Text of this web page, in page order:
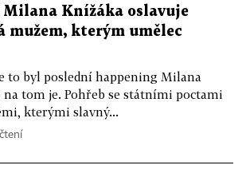
Milana Knížáka oslavuje
mužem, kterým umělec
to byl poslední happening Milana
na tom je. Pohřeb se státními poctami
kterými slavný...